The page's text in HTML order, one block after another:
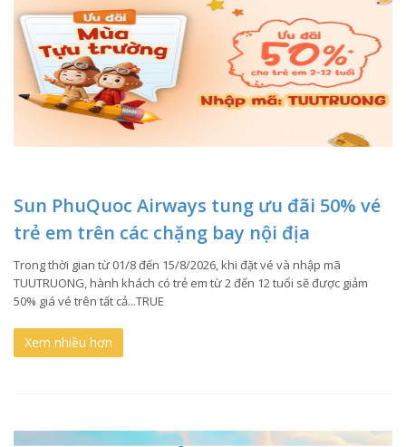
Sun PhuQuoc Airways tung ưu đãi 50% vé
trẻ em trên các chặng bay nội địa
Trong thời gian từ 01/8 đến 15/8/2026, khi đặt vé và nhập mã
TUUTRUONG, hành khách có trẻ em từ 2 đến 12 tuổi sẽ được giảm
50% giá vé trên tất cả...TRUE
Xem nhiều hơn